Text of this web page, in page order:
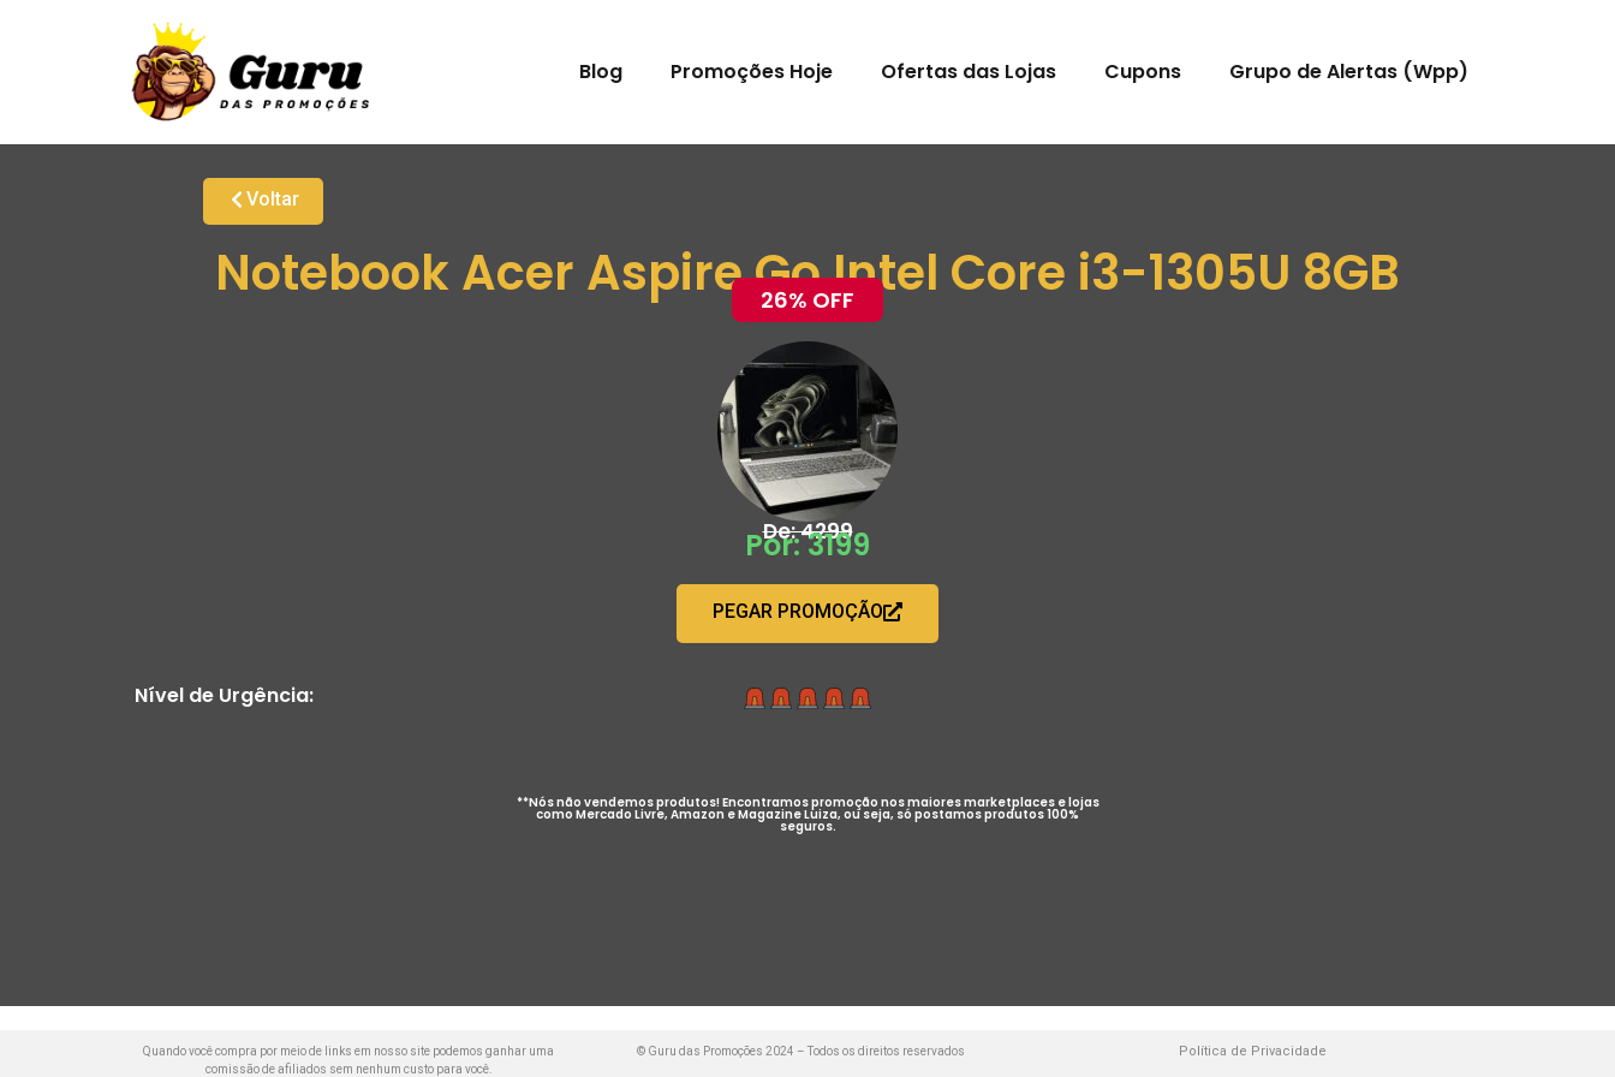
Blog Promoções Hoje Ofertas das Lojas Cupons Grupo de Alertas (Wpp)
Voltar
Notebook Acer Aspire Go Intel Core i3-1305U 8GB
26% OFF
De: 4299
Por: 3199
PEGAR PROMOÇÃO
Nível de Urgência:
**Nós não vendemos produtos! Encontramos promoção nos maiores marketplaces e lojas
como Mercado Livre, Amazon e Magazine Luiza, ou seja, só postamos produtos 100%
seguros.
Quando você compra por meio de links em nosso site podemos ganhar uma
comissão de afiliados sem nenhum custo para você.
© Guru das Promoções 2024 – Todos os direitos reservados Política de Privacidade